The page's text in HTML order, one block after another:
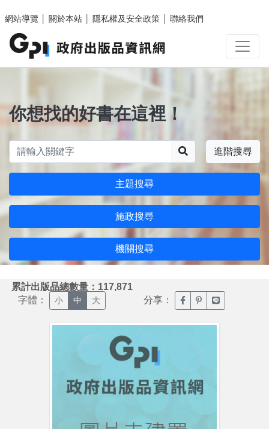
網站導覽
關於本站 隱私權及安全政策 聯絡我們
你想找的好書在這裡！
進階搜尋
主題搜尋
施政搜尋
機關搜尋
累計出版品總數量：117,871
字體： 小 中 大 分享： 臉書分享(另開新視窗)
噗浪分享(另開新
Line分享(另